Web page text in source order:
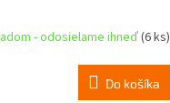
- odosielame ihneď(6 ks)
Do košíka